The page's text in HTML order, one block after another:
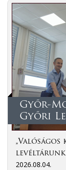
Győr-
Győri
„Valóságos
2026.08.04.